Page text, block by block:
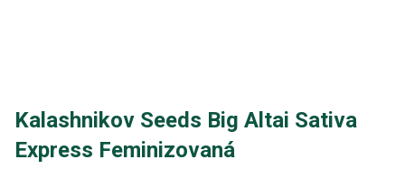
Kalashnikov Seeds Big Altai Sativa
Express Feminizovaná